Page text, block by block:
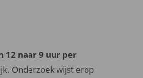
12 naar 9 uur per
Onderzoek wijst erop